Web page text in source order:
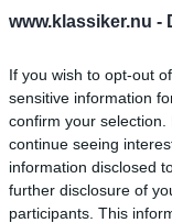
www.klassiker.nu -
If you wish to opt-out
sensitive information
confirm your
continue seeing
information disclosed
further disclosure of
participants. This
Escort, Zephyr,
om en rad